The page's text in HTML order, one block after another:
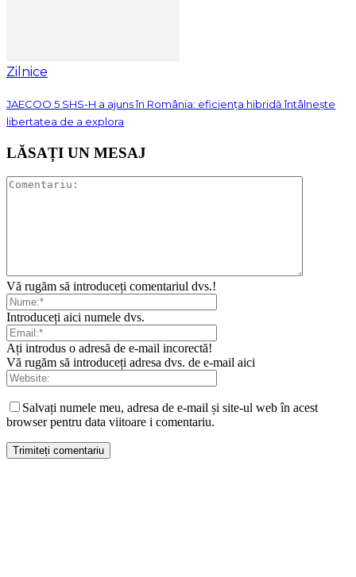
Zilnice
JAECOO 5 SHS-H a ajuns în România: eficiența hibridă întâlnește
libertatea de a explora
LĂSAȚI UN MESAJ
Vă rugăm să introduceți comentariul dvs.!
Introduceți aici numele dvs.
Ați introdus o adresă de e-mail incorectă!
Vă rugăm să introduceți adresa dvs. de e-mail aici
Salvați numele meu, adresa de e-mail și site-ul web în acest
browser pentru data viitoare i comentariu.